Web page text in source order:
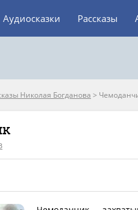
Аудиосказки Рассказы
Николая Богданова >